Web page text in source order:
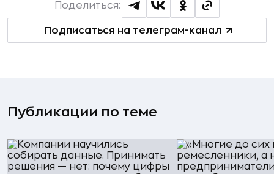
Подписаться на телеграм-канал
Поделиться:
Публикации по теме